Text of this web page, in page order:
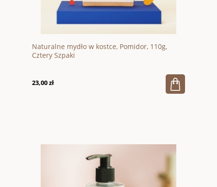
Naturalne mydło w kostce, Pomidor, 110g,
Cztery Szpaki
23,00 zł